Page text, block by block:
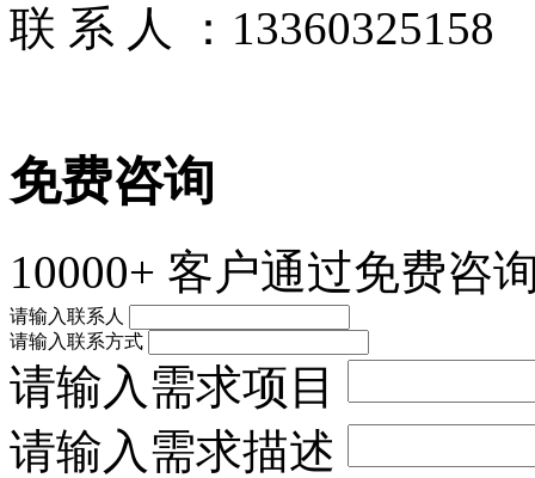
联 系 人 ： 13360325158
免费咨询
10000+ 客户通过免费咨
请输入联系人
请输入联系方式
请输入需求项目
请输入需求描述